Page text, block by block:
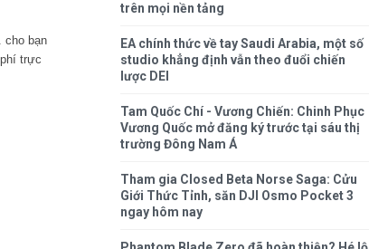
cho bạn
trực
trên mọi nền tảng
EA chính thức về tay Saudi Arabia, một số
studio khẳng định vẫn theo đuổi chiến
lược DEI
Tam Quốc Chí - Vương Chiến: Chinh Phục
Vương Quốc mở đăng ký trước tại sáu thị
trường Đông Nam Á
Tham gia Closed Beta Norse Saga: Cửu
Giới Thức Tỉnh, săn DJI Osmo Pocket 3
ngay hôm nay